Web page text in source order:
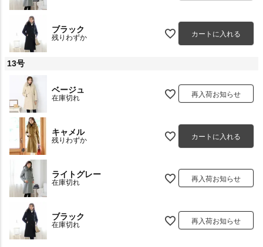
ブラック
残りわずか カートに入れる
13号
ベージュ
在庫切れ 再入荷お知らせ
キャメル
残りわずか カートに入れる
ライトグレー
在庫切れ 再入荷お知らせ
ブラック
在庫切れ 再入荷お知らせ